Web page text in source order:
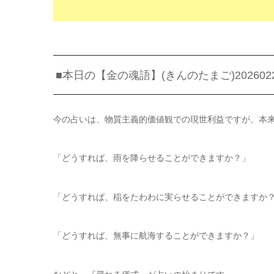
■本日の【金の魂語】(きんのたまご
今の占いは、物質主義的価値観での現世利益ですが、本
「どうすれば、雨を降らせることができますか？」
「どうすれば、稲をたわわに実らせることができますか？
「どうすれば、無事に航海することができますか？」